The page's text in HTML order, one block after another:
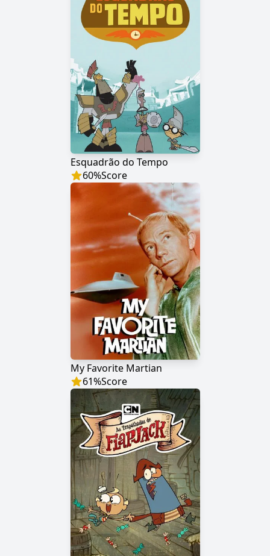
Esquadrão do Tempo
60%Score
My Favorite Martian
61%Score